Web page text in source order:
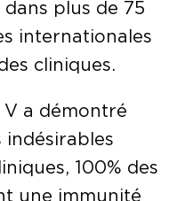
plus de 75
internationales
cliniques.
V a démontré
indésirables
100% des
une immunité